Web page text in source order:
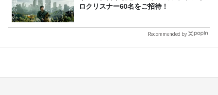
ロクリスナー60名をご招待！
Recommended by